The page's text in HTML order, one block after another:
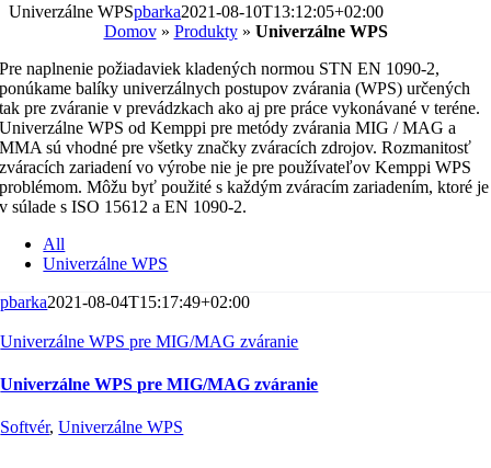
Univerzálne WPSpbarka2021-08-10T13:12:05+02:00
Domov» Produkty» Univerzálne WPS
Pre naplnenie požiadaviek kladených normou STN EN 1090-2,
ponúkame balíky univerzálnych postupov zvárania (WPS) určených
tak pre zváranie v prevádzkach ako aj pre práce vykonávané v teréne.
Univerzálne WPS od Kemppi pre metódy zvárania MIG / MAG a
MMA sú vhodné pre všetky značky zváracích zdrojov. Rozmanitosť
zváracích zariadení vo výrobe nie je pre používateľov Kemppi WPS
problémom. Môžu byť použité s každým zváracím zariadením, ktoré je
v súlade s ISO 15612 a EN 1090-2.
All
Univerzálne WPS
pbarka2021-08-04T15:17:49+02:00
Univerzálne WPS pre MIG/MAG zváranie
Univerzálne WPS pre MIG/MAG zváranie
Softvér,Univerzálne WPS